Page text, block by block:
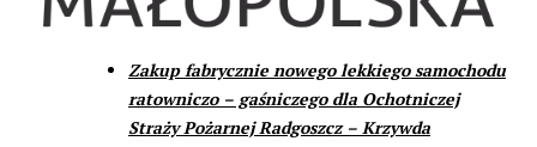
Zakup fabrycznie nowego lekkiego samochodu
ratowniczo – gaśniczego dla Ochotniczej
Straży Pożarnej Radgoszcz – Krzywda